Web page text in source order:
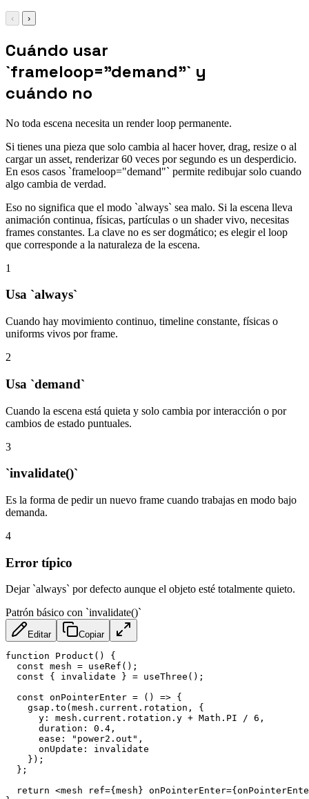
‹ ›
Cuándo usar
`frameloop="demand"` y
cuándo no
No toda escena necesita un render loop permanente.
Si tienes una pieza que solo cambia al hacer hover, drag, resize o al
cargar un asset, renderizar 60 veces por segundo es un desperdicio.
En esos casos `frameloop="demand"` permite redibujar solo cuando
algo cambia de verdad.
Eso no significa que el modo `always` sea malo. Si la escena lleva
animación continua, físicas, partículas o un shader vivo, necesitas
frames constantes. La clave no es ser dogmático; es elegir el loop
que corresponde a la naturaleza de la escena.
1
Usa `always`
Cuando hay movimiento continuo, timeline constante, físicas o
uniforms vivos por frame.
2
Usa `demand`
Cuando la escena está quieta y solo cambia por interacción o por
cambios de estado puntuales.
3
`invalidate()`
Es la forma de pedir un nuevo frame cuando trabajas en modo bajo
demanda.
4
Error típico
Dejar `always` por defecto aunque el objeto esté totalmente quieto.
Patrón básico con `invalidate()`
Editar Copiar
function Product() {
  const mesh = useRef();
  const { invalidate } = useThree();
  const onPointerEnter = () => {
    gsap.to(mesh.current.rotation, {
      y: mesh.current.rotation.y + Math.PI / 6,
      duration: 0.4,
      ease: "power2.out",
      onUpdate: invalidate
    });
  };
  return
<mesh ref={mesh} onPointerEnter=